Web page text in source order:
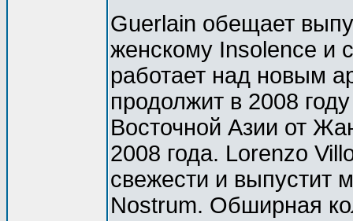
Guerlain обещает
женскому Insolence и
работает над новым
продолжит в 2008
Восточной Азии от
2008 года. Lorenzo
свежести и выпустит
Nostrum. Обширная